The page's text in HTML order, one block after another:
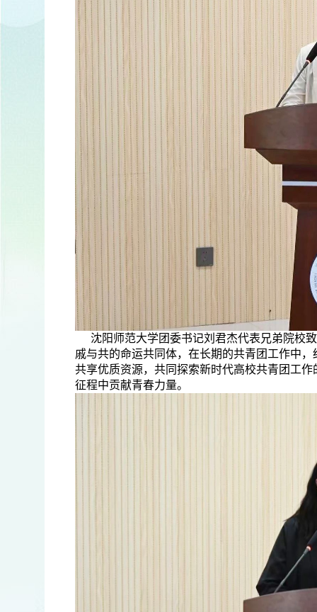
沈阳师范大学团委书记刘君杰代表兄弟院校
戚与共的命运共同体，在长期的共青团工作中
共享优质资源，共同探索新时代高校共青团工
征程中贡献青春力量。